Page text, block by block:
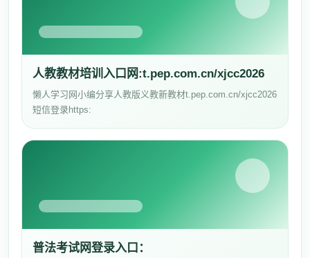
人教教材培训入口网:t.pep.com.cn/xjcc2026
懒人学习网小编分享人教版义教新教材t.pep.com.cn/xjcc2026
短信登录https:
普法考试网登录入口：